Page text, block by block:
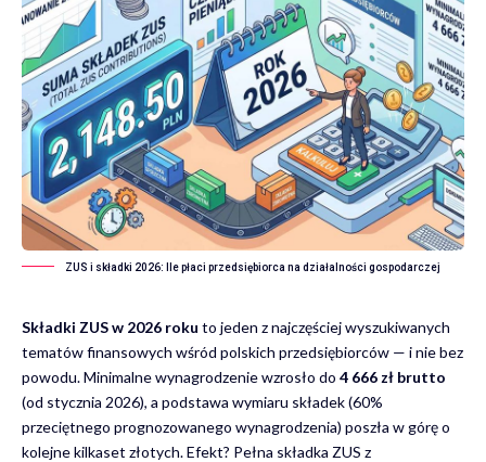
ZUS i składki 2026: Ile płaci przedsiębiorca na działalności gospodarczej
Składki ZUS w 2026 roku to jeden z najczęściej wyszukiwanych
tematów finansowych wśród polskich przedsiębiorców — i nie bez
powodu. Minimalne wynagrodzenie wzrosło do 4 666 zł brutto
(od stycznia 2026), a podstawa wymiaru składek (60%
przeciętnego prognozowanego wynagrodzenia) poszła w górę o
kolejne kilkaset złotych. Efekt? Pełna składka ZUS z